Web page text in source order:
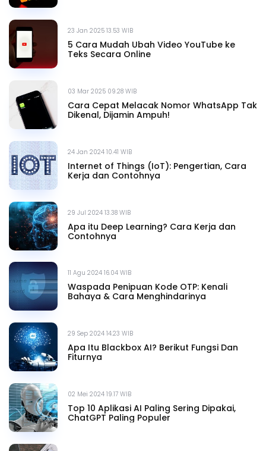
23 Jan 2025 13.53 WIB
5 Cara Mudah Ubah Video YouTube ke
Teks Secara Online
03 Mar 2025 09.28 WIB
Cara Cepat Melacak Nomor WhatsApp Tak
Dikenal, Dijamin Ampuh!
24 Jan 2024 10.41 WIB
Internet of Things (IoT): Pengertian, Cara
Kerja dan Contohnya
29 Jul 2024 13.38 WIB
Apa itu Deep Learning? Cara Kerja dan
Contohnya
11 Agu 2024 16.04 WIB
Waspada Penipuan Kode OTP: Kenali
Bahaya & Cara Menghindarinya
29 Sep 2024 14.23 WIB
Apa Itu Blackbox AI? Berikut Fungsi Dan
Fiturnya
02 Mei 2024 19.17 WIB
Top 10 Aplikasi AI Paling Sering Dipakai,
ChatGPT Paling Populer